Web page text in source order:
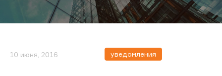
10 июня, 2016 уведомления